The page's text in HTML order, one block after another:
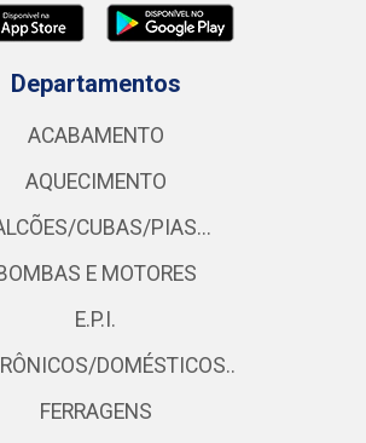
Departamentos
ACABAMENTO
AQUECIMENTO
CUBAS/PIAS...
E MOTORES
E.P.I.
DOMÉSTICOS..
FERRAGENS